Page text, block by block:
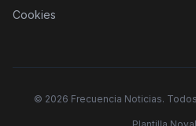
Cookies
© 2026 Frecuencia Noticias.